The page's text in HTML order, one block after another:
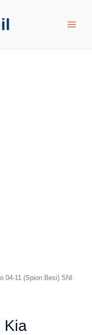
04-11 (Spion Besi) SNI
Kia